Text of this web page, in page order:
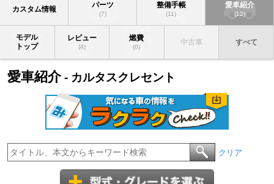
カスタム情報 パーツ
(7)
整備手帳
(11)
愛車紹介
(12)
モデル
トップ
レビュー
(4)
燃費
(0)
中古車 すべて
愛車紹介- カルタスクレセント
クリア